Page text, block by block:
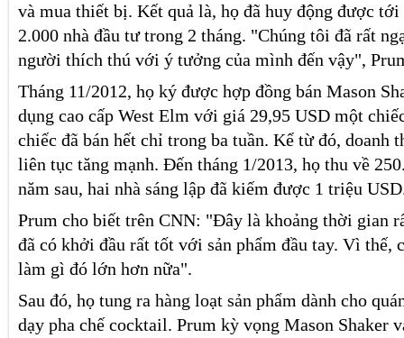
và mua thiết bị. Kết quả là, họ đã huy động được
2.000 nhà đầu tư trong 2 tháng. "Chúng tôi đã rất
người thích thú với ý tưởng của mình đến vậy",
Tháng 11/2012, họ ký được hợp đồng bán Mason
dụng cao cấp West Elm với giá 29,95 USD một
chiếc đã bán hết chỉ trong ba tuần. Kể từ đó, doanh
liên tục tăng mạnh. Đến tháng 1/2013, họ thu về
năm sau, hai nhà sáng lập đã kiếm được 1 triệu
Prum cho biết trên CNN: "Đây là khoảng thời gian
đã có khởi đầu rất tốt với sản phẩm đầu tay. Vì thế,
làm gì đó lớn hơn nữa".
Sau đó, họ tung ra hàng loạt sản phẩm dành cho
dạy pha chế cocktail. Prum kỳ vọng Mason Shaker